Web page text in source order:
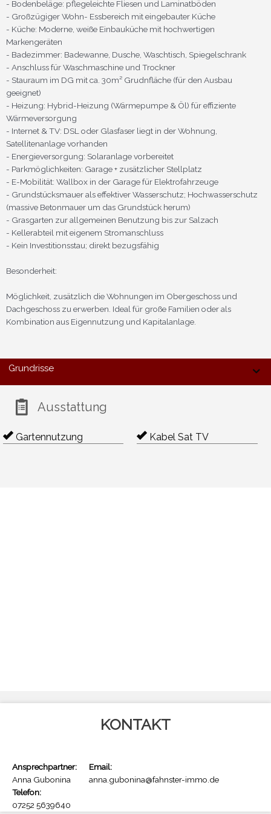
- Bodenbeläge: pflegeleichte Fliesen und Laminatböden
- Großzügiger Wohn- Essbereich mit eingebauter Küche
- Küche: Moderne, weiße Einbauküche mit hochwertigen
Markengeräten
- Badezimmer: Badewanne, Dusche, Waschtisch, Spiegelschrank
- Anschluss für Waschmaschine und Trockner
- Stauraum im DG mit ca. 30m² Grudnfläche (für den Ausbau
geeignet)
- Heizung: Hybrid-Heizung (Wärmepumpe & Öl) für effiziente
Wärmeversorgung
- Internet & TV: DSL oder Glasfaser liegt in der Wohnung,
Satellitenanlage vorhanden
- Energieversorgung: Solaranlage vorbereitet
- Parkmöglichkeiten: Garage + zusätzlicher Stellplatz
- E-Mobilität: Wallbox in der Garage für Elektrofahrzeuge
- Grundstücksmauer als effektiver Wasserschutz; Hochwasserschutz
(massive Betonmauer um das Grundstück herum)
- Grasgarten zur allgemeinen Benutzung bis zur Salzach
- Kellerabteil mit eigenem Stromanschluss
- Kein Investitionsstau; direkt bezugsfähig
Besonderheit:
Möglichkeit, zusätzlich die Wohnungen im Obergeschoss und
Dachgeschoss zu erwerben. Ideal für große Familien oder als
Kombination aus Eigennutzung und Kapitalanlage.
Grundrisse
Ausstattung
Gartennutzung Kabel Sat TV
KONTAKT
Ansprechpartner:
Anna Gubonina
Email:
anna.gubonina@fahnster-immo.de
Telefon:
07252 5639640